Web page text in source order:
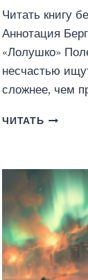
Читать книгу
Аннотация
«Лолушко»
несчастью
сложнее, чем
ЧИТАТЬ ШУТ
ВТОРАЯ.
ХЁРГ
(ЮРИЙ